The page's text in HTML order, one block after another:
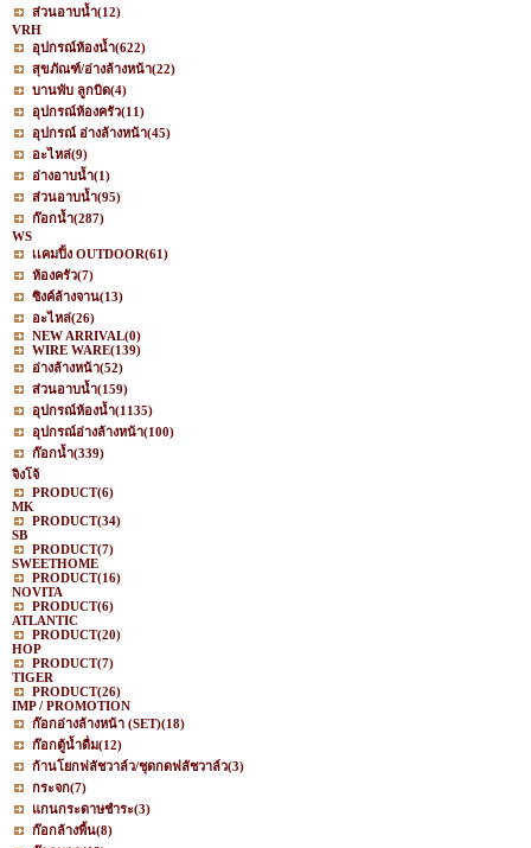
ส่วนอาบน้ำ(12)
VRH
อุปกรณ์ห้องน้ำ(622)
สุขภัณฑ์/อ่างล้างหน้า(22)
บานพับ ลูกบิด(4)
อุปกรณ์ห้องครัว(11)
อุปกรณ์ อ่างล้างหน้า(45)
อะไหล่(9)
อ่างอาบน้ำ(1)
ส่วนอาบน้ำ(95)
ก๊อกน้ำ(287)
WS
เเคมปิ้ง OUTDOOR(61)
ห้องครัว(7)
ซิงค์ล้างจาน(13)
อะไหล่(26)
NEW ARRIVAL(0)
WIRE WARE(139)
อ่างล้างหน้า(52)
ส่วนอาบน้ำ(159)
อุปกรณ์ห้องน้ำ(1135)
อุปกรณ์อ่างล้างหน้า(100)
ก๊อกน้ำ(339)
จิงโจ้
PRODUCT(6)
MK
PRODUCT(34)
SB
PRODUCT(7)
SWEETHOME
PRODUCT(16)
NOVITA
PRODUCT(6)
ATLANTIC
PRODUCT(20)
HOP
PRODUCT(7)
TIGER
PRODUCT(26)
IMP / PROMOTION
ก๊อกอ่างล้างหน้า (SET)(18)
ก๊อกตู้น้ำดื่ม(12)
ก้านโยกฟลัชวาล์ว/ชุดกดฟลัชวาล์ว(3)
กระจก(7)
แกนกระดาษชำระ(3)
ก๊อกล้างพื้น(8)